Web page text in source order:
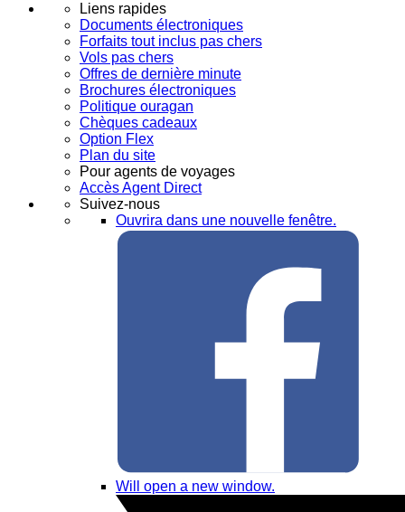
Liens rapides
Documents électroniques
Forfaits tout inclus pas chers
Vols pas chers
Offres de dernière minute
Brochures électroniques
Politique ouragan
Chèques cadeaux
Option Flex
Plan du site
Pour agents de voyages
Accès Agent Direct
Suivez-nous
Ouvrira dans une nouvelle fenêtre.
Will open a new window.